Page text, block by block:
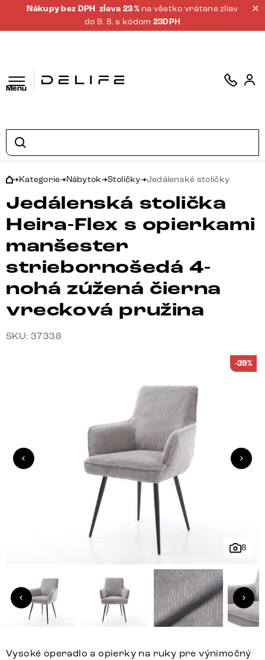
Nákupy bez DPH zĺava 23 % na všetko vrátane zliav
do 9. 8. s kódom 23DPH
Menu
Kategorie Nábytok Stoličky Jedálenské stoličky
Jedálenská stolička
Heira-Flex s opierkami
manšester
striebornošedá 4-
nohá zúžená čierna
vrecková pružina
SKU: 37338
8
-39%
Vysoké operadlo a opierky na ruky pre výnimočný